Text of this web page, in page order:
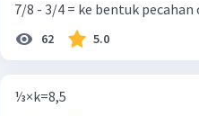
7/8 - 3/4 = ke bentuk pecahan
62 5.0
⅓×k=8,5